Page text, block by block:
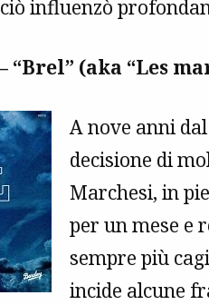
influenzò
“Brel” (aka “Les
A nove anni
decisione di
Marchesi, in
per un mese e
sempre più
incide alcune